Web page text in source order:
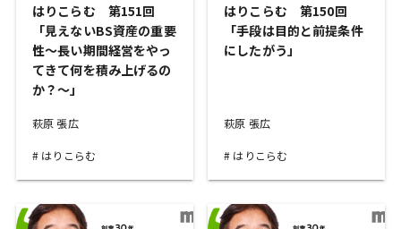
はりこらむ 第151回
「見えないBS資産の重要
性～長い期間経営をやっ
てきて何を積み上げるの
か？～」
萩原 張広
はりこらむ
はりこらむ 第150回
「手段は目的と前提条件
にしたがう」
萩原 張広
はりこらむ